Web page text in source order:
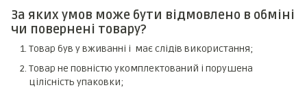
За яких умов може бути відмовлено в обміні
чи повернені товару?
Товар був у вживанні і має слідів використання;
Товар не повністю укомплектований і порушена
цілісність упаковки;